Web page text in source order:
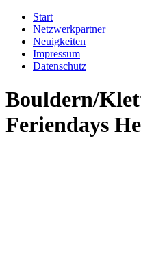
Start
Netzwerkpartner
Neuigkeiten
Impressum
Datenschutz
Bouldern/
Feriendays